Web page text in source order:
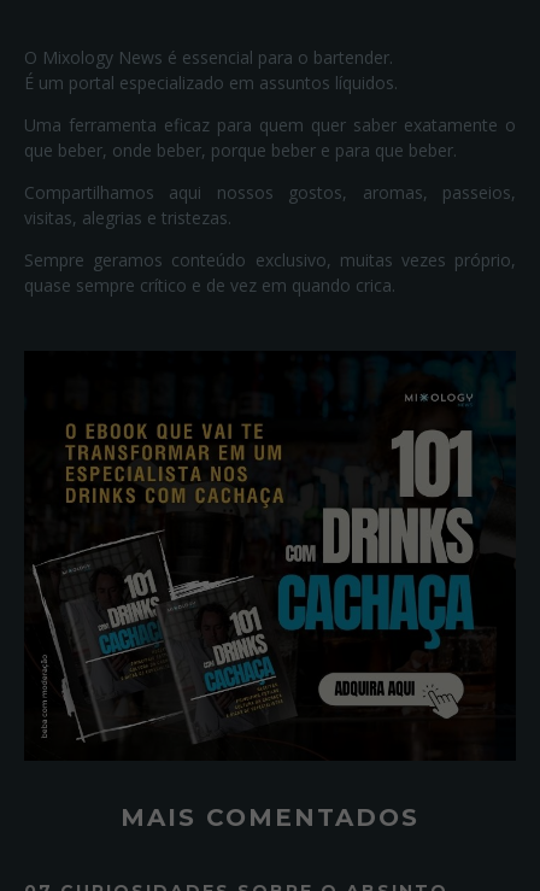
O Mixology News é essencial para o bartender.
É um portal especializado em assuntos líquidos.
Uma ferramenta eficaz para quem quer saber exatamente o
que beber, onde beber, porque beber e para que beber.
Compartilhamos aqui nossos gostos, aromas, passeios,
visitas, alegrias e tristezas.
Sempre geramos conteúdo exclusivo, muitas vezes próprio,
quase sempre crítico e de vez em quando crica.
MAIS COMENTADOS